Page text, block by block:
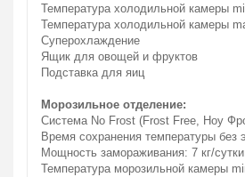
Температура холодильной камеры
Температура холодильной камеры
Суперохлаждение
Ящик для овощей и фруктов
Подставка для яиц
Морозильное отделение:
Система No Frost (Frost Free, Ноу
Время сохранения температуры без
Мощность замораживания: 7 кг/сутки
Температура морозильной камеры